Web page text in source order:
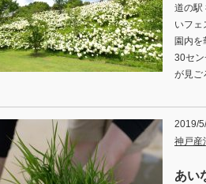
道の駅
いフェ
園内
30セン
が見
2019/
神戸産
あい